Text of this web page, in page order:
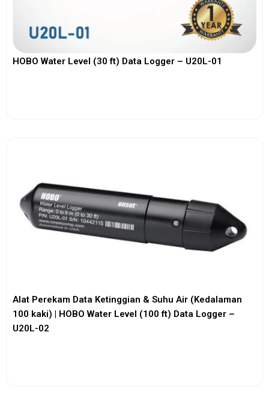
HOBO Water Level (30 ft) Data Logger – U20L-01
Alat Perekam Data Ketinggian & Suhu Air (Kedalaman
100 kaki) | HOBO Water Level (100 ft) Data Logger –
U20L-02